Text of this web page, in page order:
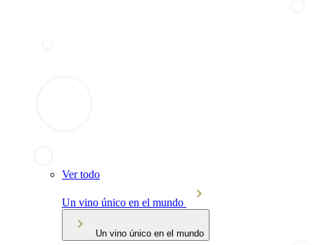
Ver todo
Un vino único en el mundo
Un vino único en el mundo